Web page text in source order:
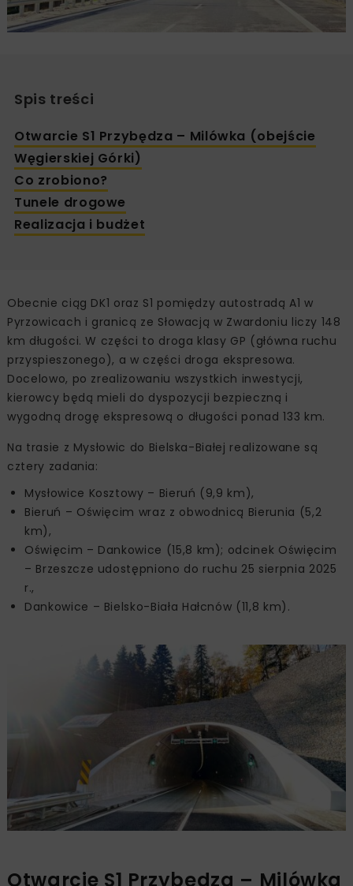
Spis treści
Otwarcie S1 Przybędza – Milówka (obejście
Węgierskiej Górki)
Co zrobiono?
Tunele drogowe
Realizacja i budżet
Obecnie ciąg DK1 oraz S1 pomiędzy autostradą A1 w
Pyrzowicach i granicą ze Słowacją w Zwardoniu liczy 148
km długości. W części to droga klasy GP (główna ruchu
przyspieszonego), a w części droga ekspresowa.
Docelowo, po zrealizowaniu wszystkich inwestycji,
kierowcy będą mieli do dyspozycji bezpieczną i
wygodną drogę ekspresową o długości ponad 133 km.
Na trasie z Mysłowic do Bielska-Białej realizowane są
cztery zadania:
Mysłowice Kosztowy – Bieruń (9,9 km),
Bieruń – Oświęcim wraz z obwodnicą Bierunia (5,2
km),
Oświęcim – Dankowice (15,8 km); odcinek Oświęcim
– Brzeszcze udostępniono do ruchu 25 sierpnia 2025
r.,
Dankowice – Bielsko-Biała Hałcnów (11,8 km).
Otwarcie S1 Przybędza – Milówka